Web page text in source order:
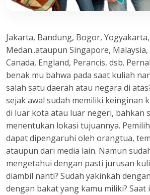
Jakarta, Bandung, Bogor,
Medan..ataupun Singapore, Malaysia,
Canada, England, Perancis, dsb.
benak mu bahwa pada saat kuliah
salah satu daerah atau negara di
sejak awal sudah memiliki keinginan
di luar kota atau luar negeri, bahkan
menentukan lokasi tujuannya.
dapat dipengaruhi oleh orangtua,
ataupun dari media lain. Namun
mengetahui dengan pasti jurusan
diambil nanti? Sudah yakinkah
dengan bakat yang kamu miliki? Saat